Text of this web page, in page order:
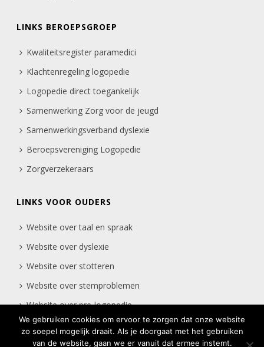
LINKS BEROEPSGROEP
Kwaliteitsregister paramedici
Klachtenregeling logopedie
Logopedie direct toegankelijk
Samenwerking Zorg voor de jeugd
Samenwerkingsverband dyslexie
Beroepsvereniging Logopedie
Zorgverzekeraars
LINKS VOOR OUDERS
Website over taal en spraak
Website over dyslexie
Website over stotteren
Website over stemproblemen
Website over pre-logopedie
We gebruiken cookies om ervoor te zorgen dat onze website
zo soepel mogelijk draait. Als je doorgaat met het gebruiken
van de website, gaan we er vanuit dat ermee instemt.